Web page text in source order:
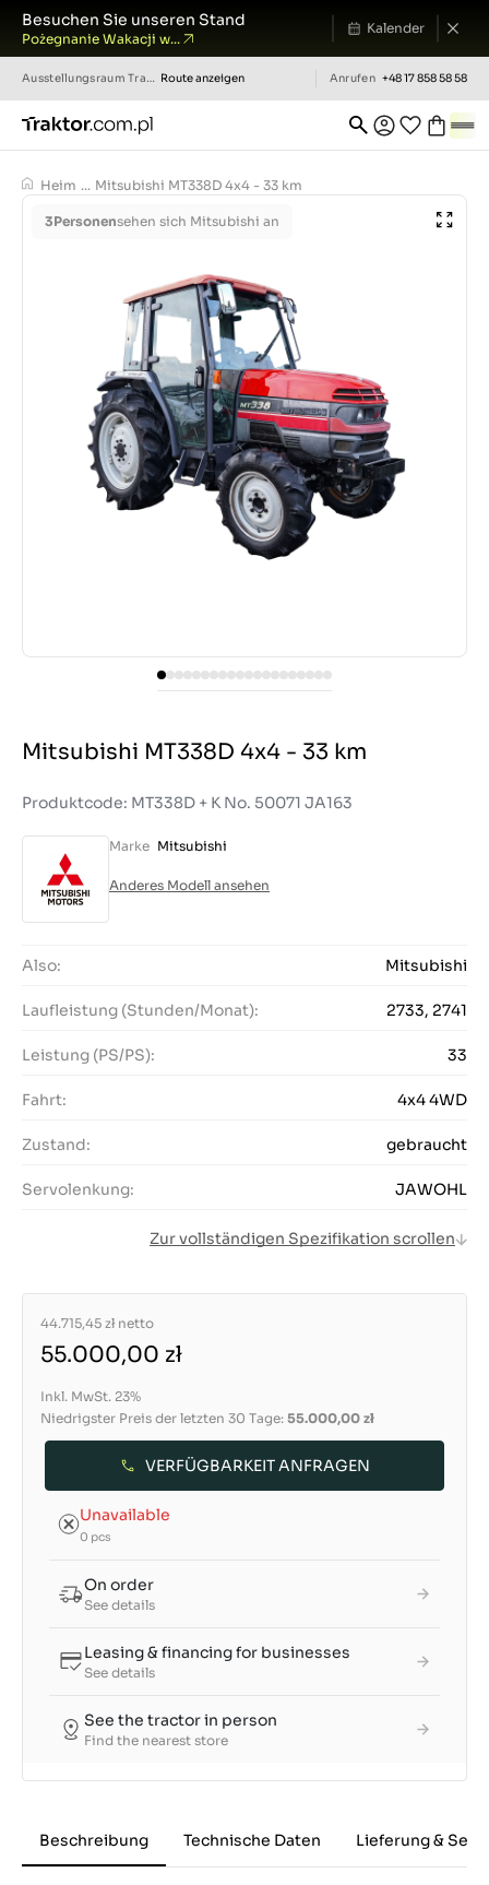
Besuchen Sie unseren Stand
Pożegnanie Wakacji w...
Kalender
AusstellungsraumTraktor.com.pl Route anzeigen Anrufen +48 17 858 58 58
Heim ... Mitsubishi MT338D 4x4 - 33 km
3Personensehen sich Mitsubishi an
Mitsubishi MT338D 4x4 - 33 km
Produktcode: MT338D + K No. 50071 JA163
Marke Mitsubishi
Anderes Modell ansehen
Also: Mitsubishi
Laufleistung (Stunden/Monat): 2733, 2741
Leistung (PS/PS): 33
Fahrt: 4x4 4WD
Zustand: gebraucht
Servolenkung: JAWOHL
Zur vollständigen Spezifikation scrollen
44.715,45 zł netto
55.000,00 zł
Inkl. MwSt. 23%
Niedrigster Preis der letzten 30 Tage: 55.000,00 zł
VERFÜGBARKEIT ANFRAGEN
Unavailable
0 pcs
On order
See details
Leasing & financing for businesses
See details
See the tractor in person
Find the nearest store
Beschreibung Technische Daten Lieferung &